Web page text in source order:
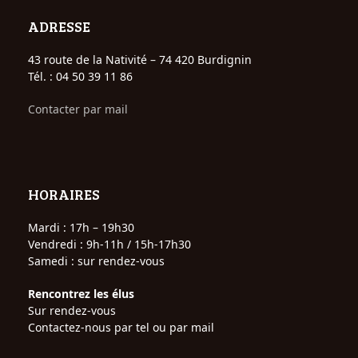
ADRESSE
43 route de la Nativité – 74 420 Burdignin
Tél. : 04 50 39 11 86
Contacter par mail
HORAIRES
Mardi : 17h – 19h30
Vendredi : 9h-11h / 15h-17h30
Samedi : sur rendez-vous
Rencontrez les élus
Sur rendez-vous
Contactez-nous par tel ou par mail